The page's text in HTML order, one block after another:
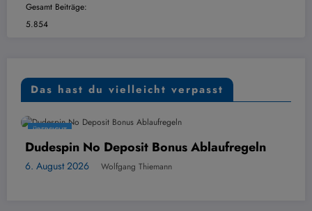
Gesamt Beiträge:
5.854
Das hast du vielleicht verpasst
No Deposit Bonus Ablaufregeln
Wolfgang Thiemann
Mozzart